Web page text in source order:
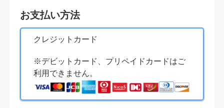
お支払い方法
クレジットカード
※デビットカード、プリペイドカードはご
利用できません。